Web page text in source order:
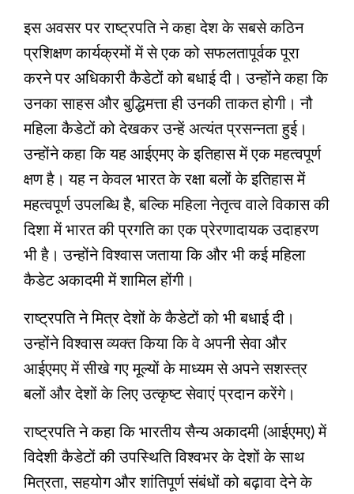
इस अवसर पर राष्ट्रपति ने कहा देश के सबसे कठिन
प्रशिक्षण कार्यक्रमों में से एक को सफलतापूर्वक पूरा
करने पर अधिकारी कैडेटों को बधाई दी। उन्होंने कहा कि
उनका साहस और बुद्धिमत्ता ही उनकी ताकत होगी। नौ
महिला कैडेटों को देखकर उन्हें अत्यंत प्रसन्नता हुई।
उन्होंने कहा कि यह आईएमए के इतिहास में एक महत्वपूर्ण
क्षण है। यह न केवल भारत के रक्षा बलों के इतिहास में
महत्‍वपूर्ण उपलब्धि है, बल्कि महिला नेतृत्व वाले विकास की
दिशा में भारत की प्रगति का एक प्रेरणादायक उदाहरण
भी है। उन्होंने विश्वास जताया कि और भी कई महिला
कैडेट अकादमी में शामिल होंगी।
राष्ट्रपति ने मित्र देशों के कैडेटों को भी बधाई दी।
उन्होंने विश्वास व्यक्त किया कि वे अपनी सेवा और
आईएमए में सीखे गए मूल्यों के माध्यम से अपने सशस्त्र
बलों और देशों के लिए उत्कृष्ट सेवाएं प्रदान करेंगे।
राष्ट्रपति ने कहा कि भारतीय सैन्य अकादमी (आईएमए) में
विदेशी कैडेटों की उपस्थिति विश्वभर के देशों के साथ
मित्रता, सहयोग और शांतिपूर्ण संबंधों को बढ़ावा देने के